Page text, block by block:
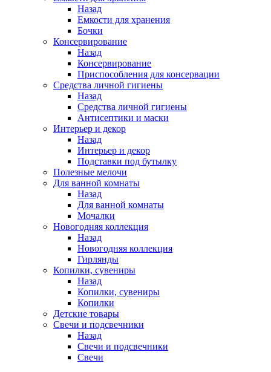
Назад
Емкости для хранения
Бочки
Консервирование
Назад
Консервирование
Приспособления для консервации
Средства личной гигиены
Назад
Средства личной гигиены
Антисептики и маски
Интерьер и декор
Назад
Интерьер и декор
Подставки под бутылку
Полезные мелочи
Для ванной комнаты
Назад
Для ванной комнаты
Мочалки
Новогодняя коллекция
Назад
Новогодняя коллекция
Гирлянды
Копилки, сувениры
Назад
Копилки, сувениры
Копилки
Детские товары
Свечи и подсвечники
Назад
Свечи и подсвечники
Свечи